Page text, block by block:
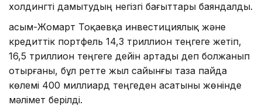
холдингті дамытудың негізгі бағыттары баяндалды.
Қасым-Жомарт Тоқаевқа инвестициялық және
кредиттік портфель 14,3 триллион теңгеге жетіп,
16,5 триллион теңгеге дейін артады деп болжанып
отырғаны, бұл ретте жыл сайынғы таза пайда
көлемі 400 миллиард теңгеден асатыны жөнінде
мәлімет берілді.